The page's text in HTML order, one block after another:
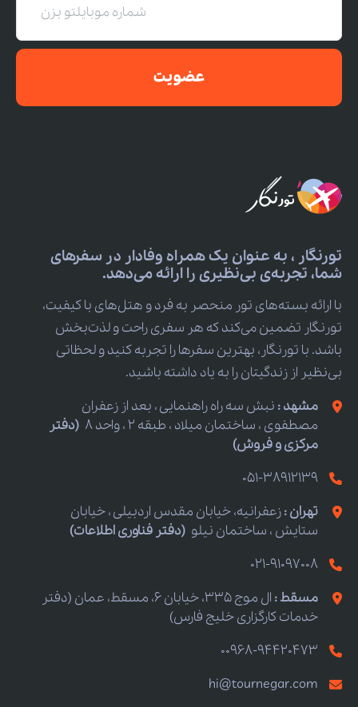
عضویت
تورنگار ، به عنوان یک همراه وفادار در سفرهای
شما، تجربه‌ی بی‌نظیری را ارائه می‌دهد.
با ارائه بسته‌های تور منحصر به فرد و هتل‌های با کیفیت،
تورنگار تضمین می‌کند که هر سفری راحت و لذت‌بخش
باشد. با تورنگار، بهترین سفرها را تجربه کنید و لحظاتی
بی‌نظیر از زندگیتان را به یاد داشته باشید.
مشهد : نبش سه راه راهنمایی ، بعد از زعفران
مصطفوی ، ساختمان میلاد ، طبقه 2 ، واحد 8
(دفتر
مرکزی و فروش)
051-38912139
تهران :زعفرانیه، خیابان مقدس اردبیلی ، خیابان
ستایش ، ساختمان نیلو (دفتر فناوری اطلاعات)
021-91097008
مسقط :
ال موج 335، خیابان 6، مسقط، عمان (دفتر
خدمات کارگزاری خلیج فارس)
00968-94420473
hi@tournegar.com